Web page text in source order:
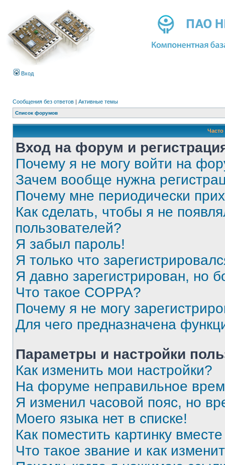
Вход
Сообщения без ответов | Активные темы
Список форумов
Вход на форум и
Почему я не могу войти на
Зачем вообще нужна
Почему мне периодически
Как сделать, чтобы я не
пользователей?
Я забыл пароль!
Я только что
Я давно зарегистрирован, но
Что такое COPPA?
Почему я не могу
Для чего предназначена
Параметры и настройки
Как изменить мои настройки?
На форуме неправильное
Я изменил часовой пояс, но
Моего языка нет в списке!
Как поместить картинку
Что такое звание и как